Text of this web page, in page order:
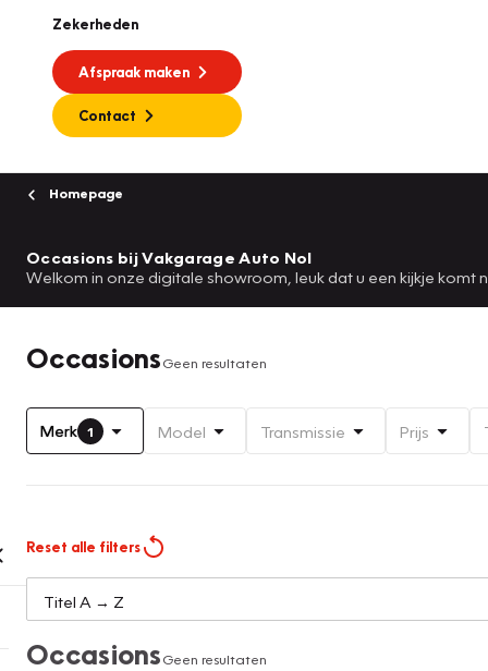
Zekerheden
Afspraak maken
Contact
Homepage
Occasions bij Vakgarage Auto Nol
Welkom in onze digitale showroom, leuk dat u een kijkje komt
OccasionsGeen resultaten
Merk 1 Model Transmissie Prijs
Reset alle filters
OccasionsGeen resultaten